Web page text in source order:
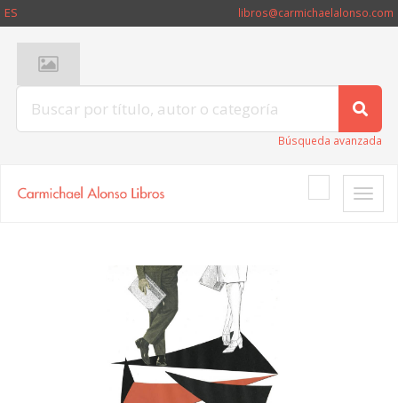
ES libros@carmichaelalonso.com
Búsqueda avanzada
Toggle